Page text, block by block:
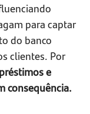
para captar
do banco
clientes. Por
e
consequência.